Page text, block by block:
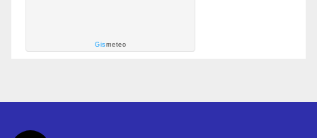
Gismeteo